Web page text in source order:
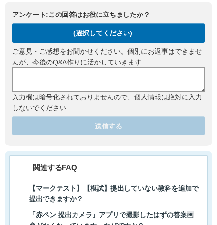
アンケート:この回答はお役に立ちましたか？
(選択してください)
ご意見・ご感想をお聞かせください。個別にお返事はできませ
んが、今後のQ&A作りに活かしていきます
入力欄は暗号化されておりませんので、個人情報は絶対に入力
しないでください
送信する
関連するFAQ
【マークテスト】【模試】提出していない教科を追加で
提出できますか？
「赤ペン 提出カメラ」アプリで撮影したはずの答案画